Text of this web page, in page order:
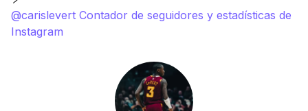
@carislevert Contador de seguidores y estadísticas de
Instagram